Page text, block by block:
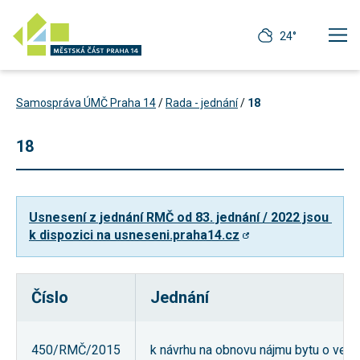
24°
Samospráva ÚMČ Praha 14/ Rada - jednání/ 18
18
Usnesení z jednání RMČ od 83. jednání / 2022 jsou
k dispozici na usneseni.praha14.cz
Číslo Jednání
450/RMČ/2015 k návrhu na obnovu nájmu bytu o
Technické
cookies jsou